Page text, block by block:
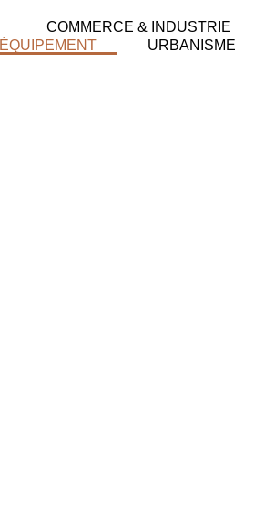
COMMERCE & INDUSTRIE
ÉQUIPEMENT URBANISME